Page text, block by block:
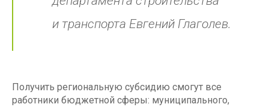
и транспорта Евгений Глаголев.
Получить региональную субсидию смогут все
работники бюджетной сферы: муниципального,